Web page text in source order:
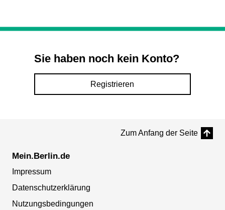
Sie haben noch kein Konto?
Registrieren
Zum Anfang der Seite
Mein.Berlin.de
Impressum
Datenschutzerklärung
Nutzungsbedingungen